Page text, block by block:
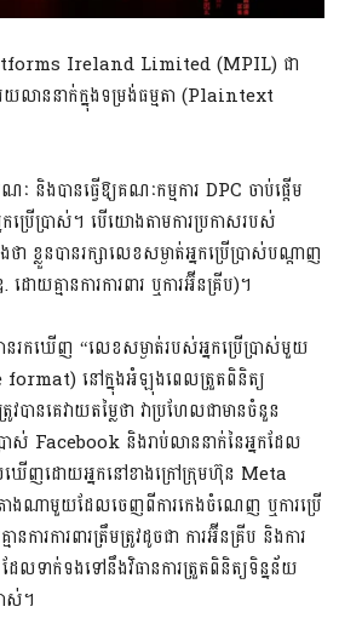
Ireland Limited (MPIL) ជា
យលាននាក់ក្នុងទម្រង់ធម្មតា (Plaintext
និងបានធ្វើឱ្យគណៈកម្មការ DPC ចាប់ផ្តើម
ប្រើប្រាស់។ បើយោងតាមការប្រកាសរបស់
លួនបានរក្សាលេខសម្ងាត់អ្នកប្រើប្រាស់បណ្តាញ
យគ្មានការការពារ ឬការអ៊ីនគ្រីប)។
នរកឃើញ “លេខសម្ងាត់របស់អ្នកប្រើប្រាស់មួយ
format) នៅក្នុងអំឡុងពេលត្រួតពិនិត្យ
បានគេវាយតម្លៃថា វាប្រហែលជាមានចំនួន
ាស់ Facebook និងរាប់លាននាក់នៃអ្នកដែល
លឃើញដោយអ្នកនៅខាងក្រៅក្រុមហ៊ុន Meta
ណាមួយដែលចេញពីការកេងចំណេញ ឬការប្រើ
ារការពារត្រឹមត្រូវដូចជា ការអ៊ីនគ្រីប និងការ
ដែលទាក់ទងទៅនឹងវិធានការត្រួតពិនិត្យទិន្នន័យ
ស់។